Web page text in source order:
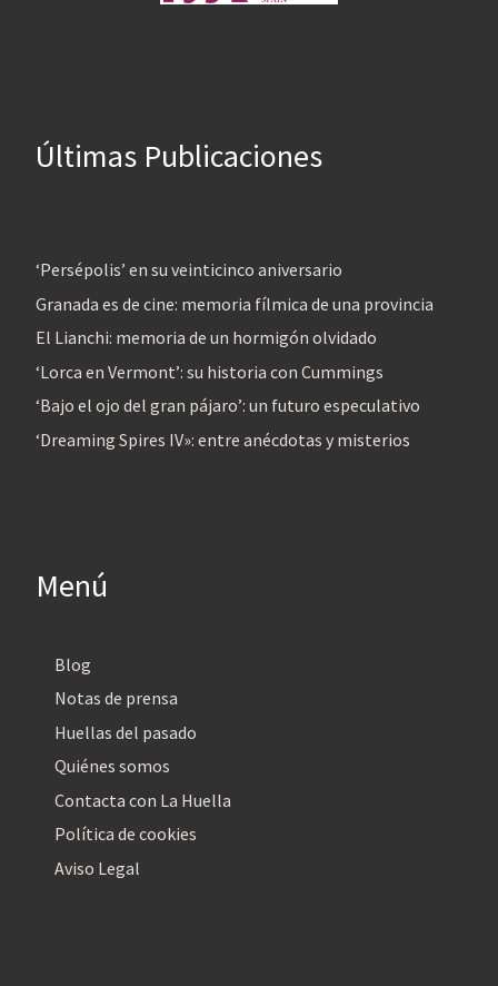
Últimas Publicaciones
‘Persépolis’ en su veinticinco aniversario
Granada es de cine: memoria fílmica de una provincia
El Lianchi: memoria de un hormigón olvidado
‘Lorca en Vermont’: su historia con Cummings
‘Bajo el ojo del gran pájaro’: un futuro especulativo
‘Dreaming Spires IV»: entre anécdotas y misterios
Menú
Blog
Notas de prensa
Huellas del pasado
Quiénes somos
Contacta con La Huella
Política de cookies
Aviso Legal